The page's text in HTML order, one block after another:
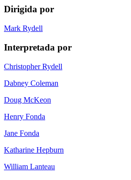
Dirigida por
Mark Rydell
Interpretada por
Christopher Rydell
Dabney Coleman
Doug McKeon
Henry Fonda
Jane Fonda
Katharine Hepburn
William Lanteau